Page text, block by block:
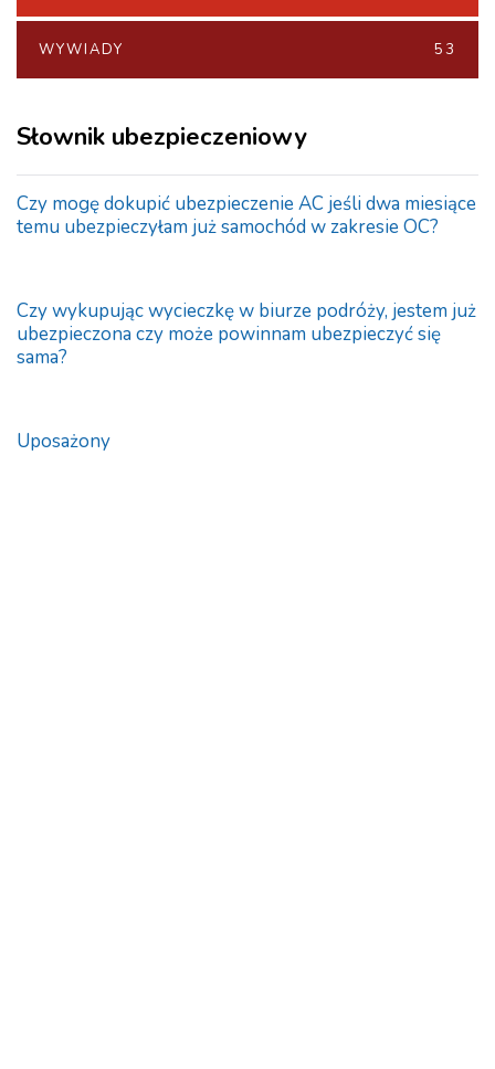
WYWIADY 53
Słownik ubezpieczeniowy
Czy mogę dokupić ubezpieczenie AC jeśli dwa miesiące
temu ubezpieczyłam już samochód w zakresie OC?
Czy wykupując wycieczkę w biurze podróży, jestem już
ubezpieczona czy może powinnam ubezpieczyć się
sama?
Uposażony